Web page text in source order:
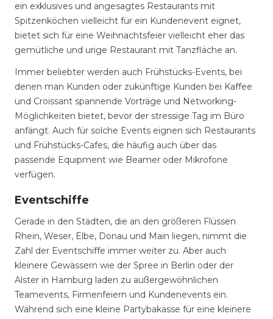
ein exklusives und angesagtes Restaurants mit
Spitzenköchen vielleicht für ein Kundenevent eignet,
bietet sich für eine Weihnachtsfeier vielleicht eher das
gemütliche und urige Restaurant mit Tanzfläche an.
Immer beliebter werden auch Frühstücks-Events, bei
denen man Kunden oder zukünftige Kunden bei Kaffee
und Croissant spannende Vorträge und Networking-
Möglichkeiten bietet, bevor der stressige Tag im Büro
anfängt. Auch für solche Events eignen sich Restaurants
und Frühstücks-Cafes, die häufig auch über das
passende Equipment wie Beamer oder Mikrofone
verfügen.
Eventschiffe
Gerade in den Städten, die an den größeren Flüssen
Rhein, Weser, Elbe, Donau und Main liegen, nimmt die
Zahl der Eventschiffe immer weiter zu. Aber auch
kleinere Gewässern wie der Spree in Berlin oder der
Alster in Hamburg laden zu außergewöhnlichen
Teamevents, Firmenfeiern und Kundenevents ein.
Während sich eine kleine Partybakasse für eine kleinere